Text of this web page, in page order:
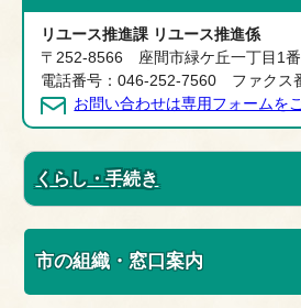
リユース推進課 リユース推進係
〒252-8566 座間市緑ケ丘一丁目1
電話番号：046-252-7560 ファクス
お問い合わせは専用フォームを
くらし・手続き
市の組織・窓口案内